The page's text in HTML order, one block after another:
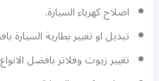
اصلاح كهرباء السيارة.
تبديل او تغيير بطارية السيارة
تغيير زيوت وفلاتر بافضل